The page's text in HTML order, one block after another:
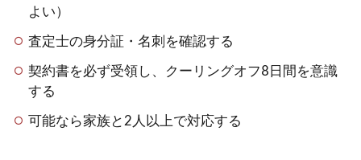
よい）
査定士の身分証・名刺を確認する
契約書を必ず受領し、クーリングオフ8日間を意識
する
可能なら家族と2人以上で対応する